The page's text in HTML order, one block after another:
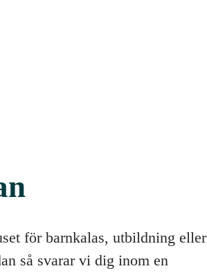
för barnkalas, utbildning eller
så svarar vi dig inom en